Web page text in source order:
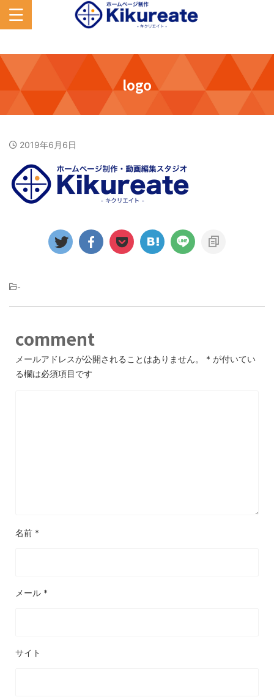
logo
2019年6月6日
-
comment
メールアドレスが公開されることはありません。 * が付いてい
る欄は必須項目です
名前 *
メール *
サイト